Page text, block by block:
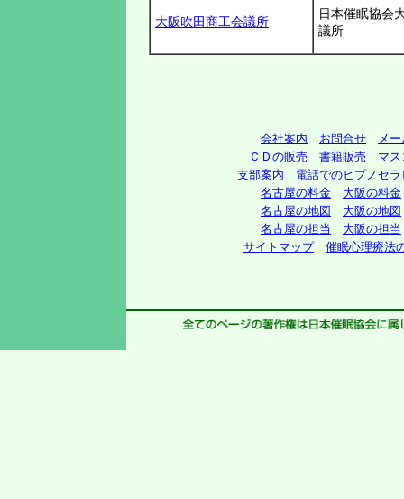
大阪吹田商工会議所
日本催眠協会
議所
会社案内 お問合せ
メ
ＣＤの販売
書籍販売
マ
支部案内
電話でのヒプノセラ
名古屋の料金
大阪の料金
名古屋の地図
大阪の地図
名古屋の担当
大阪の担当
サイトマップ
催眠心理療法